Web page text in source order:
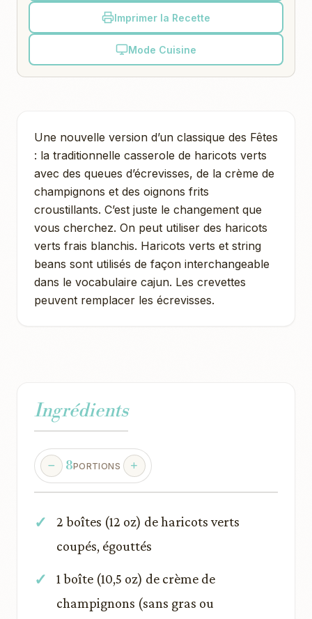
Imprimer la Recette
Mode Cuisine
Une nouvelle version d’un classique des Fêtes
: la traditionnelle casserole de haricots verts
avec des queues d’écrevisses, de la crème de
champignons et des oignons frits
croustillants. C’est juste le changement que
vous cherchez. On peut utiliser des haricots
verts frais blanchis. Haricots verts et string
beans sont utilisés de façon interchangeable
dans le vocabulaire cajun. Les crevettes
peuvent remplacer les écrevisses.
Ingrédients
8PORTIONS
2 boîtes (12 oz) de haricots verts
coupés, égouttés
1 boîte (10,5 oz) de crème de
champignons (sans gras ou